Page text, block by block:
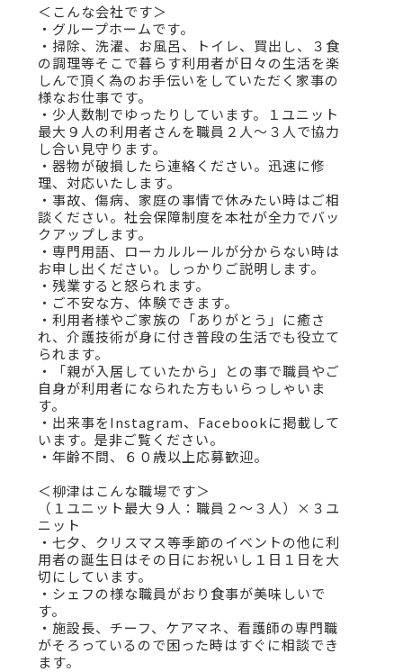
＜こんな会社です＞
・グループホームです。
・掃除、洗濯、お風呂、トイレ、買出し、３食
の調理等そこで暮らす利用者が日々の生活を楽
しんで頂く為のお手伝いをしていただく家事の
様なお仕事です。
・少人数制でゆったりしています。１ユニット
最大９人の利用者さんを職員２人～３人で協力
し合い見守ります。
・器物が破損したら連絡ください。迅速に修
理、対応いたします。
・事故、傷病、家庭の事情で休みたい時はご相
談ください。社会保障制度を本社が全力でバッ
クアップします。
・専門用語、ローカルルールが分からない時は
お申し出ください。しっかりご説明します。
・残業すると怒られます。
・ご不安な方、体験できます。
・利用者様やご家族の「ありがとう」に癒さ
れ、介護技術が身に付き普段の生活でも役立て
られます。
・「親が入居していたから」との事で職員やご
自身が利用者になられた方もいらっしゃいま
す。
・出来事をInstagram、Facebookに掲載して
います。是非ご覧ください。
・年齢不問、６０歳以上応募歓迎。
＜柳津はこんな職場です＞
（１ユニット最大９人：職員２～３人）×３ユ
ニット
・七夕、クリスマス等季節のイベントの他に利
用者の誕生日はその日にお祝いし１日１日を大
切にしています。
・シェフの様な職員がおり食事が美味しいで
す。
・施設長、チーフ、ケアマネ、看護師の専門職
がそろっているので困った時はすぐに相談でき
ます。